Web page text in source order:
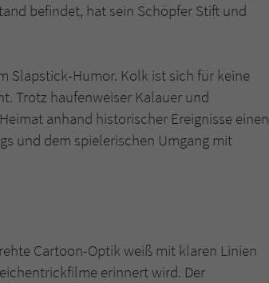
befindet, hat sein Schöpfer Stift und
Slapstick-Humor. Kolk ist sich für keine
Trotz haufenweiser Kalauer und
anhand historischer Ereignisse einen
und dem spielerischen Umgang mit
Cartoon-Optik weiß mit klaren Linien
erinnert wird. Der